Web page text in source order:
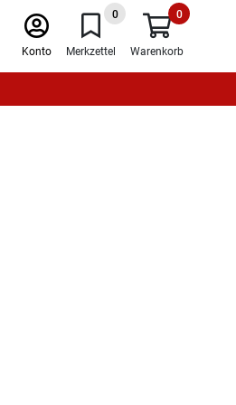
Konto
0
Merkzettel
0
Warenkorb